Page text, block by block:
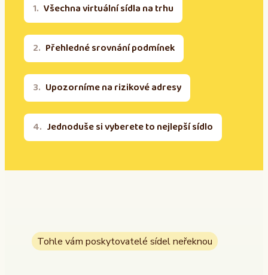
Všechna virtuální sídla na trhu
Přehledné srovnání podmínek
Upozorníme na rizikové adresy
Jednoduše si vyberete to nejlepší sídlo
Tohle vám poskytovatelé sídel neřeknou